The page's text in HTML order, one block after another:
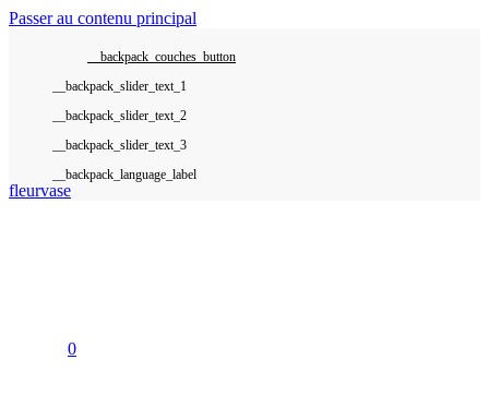
Passer au contenu principal
__backpack_couches_button
__backpack_language_label
0
fleurvase